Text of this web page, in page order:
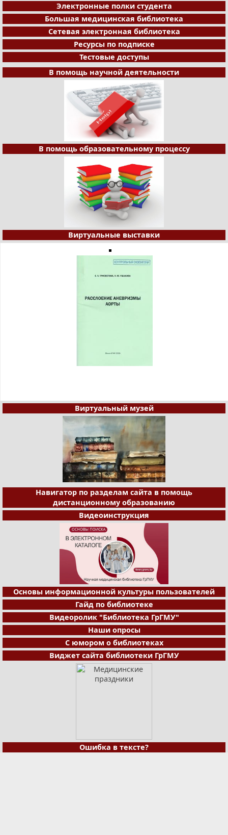
Электронные полки студента
Большая медицинская библиотека
Сетевая электронная библиотека
Ресурсы по подписке
Тестовые доступы
В помощь научной деятельности
В помощь образовательному процессу
Виртуальные выставки
Виртуальный музей
Навигатор по разделам сайта в помощь
дистанционному образованию
Видеоинструкция
Основы информационной культуры пользователей
Гайд по библиотеке
Видеоролик "Библиотека ГрГМУ"
Наши опросы
С юмором о библиотеках
Виджет сайта библиотеки ГрГМУ
Ошибка в тексте?